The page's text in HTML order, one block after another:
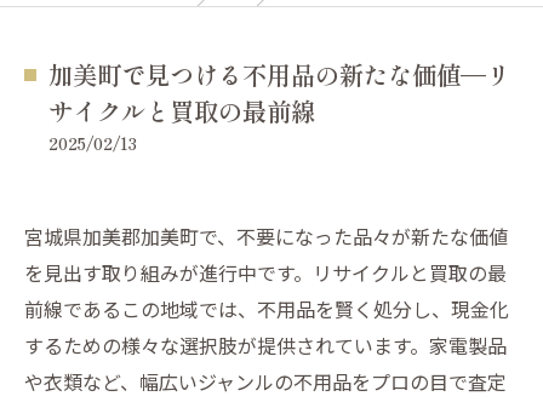
加美町で見つける不用品の新たな価値—リ
サイクルと買取の最前線
2025/02/13
宮城県加美郡加美町で、不要になった品々が新たな価値
を見出す取り組みが進行中です。リサイクルと買取の最
前線であるこの地域では、不用品を賢く処分し、現金化
するための様々な選択肢が提供されています。家電製品
や衣類など、幅広いジャンルの不用品をプロの目で査定